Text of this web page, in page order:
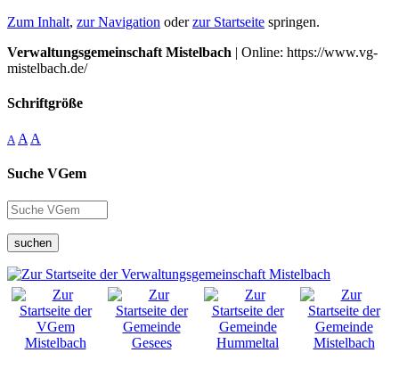
Zum Inhalt, zur Navigation oderzur Startseite springen.
Verwaltungsgemeinschaft Mistelbach | Online: https://www.vg-
mistelbach.de/
Schriftgröße
A A A
Suche VGem
suchen